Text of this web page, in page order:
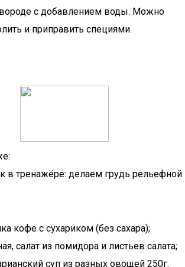
с добавлением воды. Можно
и приправить специями.
в тренажёре: делаем грудь рельефной
кофе с сухариком (без сахара);
салат из помидора и листьев салата;
суп из разных овощей 250г.